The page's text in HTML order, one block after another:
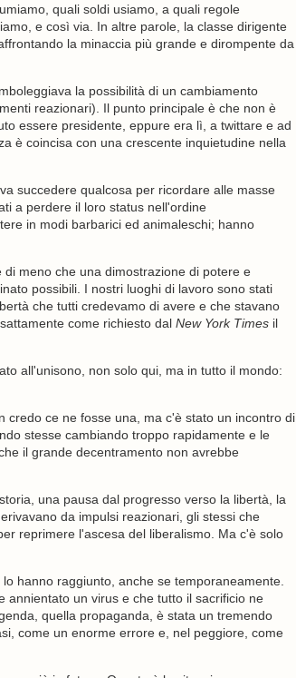
quali soldi usiamo, a quali regole
e così via. In altre parole, la classe dirigente
la minaccia più grande e dirompente da
la possibilità di un cambiamento
reazionari). Il punto principale è che non è
essere presidente, eppure era lì, a twittare e ad
è coincisa con una crescente inquietudine nella
succedere qualcosa per ricordare alle masse
a perdere il loro status nell'ordine
in modi barbarici ed animaleschi; hanno
meno che una dimostrazione di potere e
possibili. I nostri luoghi di lavoro sono stati
che tutti credevamo di avere e che stavano
come richiesto dal New York Timesil
all'unisono, non solo qui, ma in tutto il mondo:
credo ce ne fosse una, ma c'è stato un incontro di
stesse cambiando troppo rapidamente e le
il grande decentramento non avrebbe
una pausa dal progresso verso la libertà, la
da impulsi reazionari, gli stessi che
reprimere l'ascesa del liberalismo. Ma c'è solo
hanno raggiunto, anche se temporaneamente.
un virus e che tutto il sacrificio ne
quella propaganda, è stata un tremendo
come un enorme errore e, nel peggiore, come